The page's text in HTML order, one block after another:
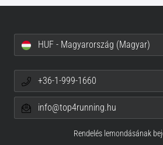
HUF - Magyarország (Magyar)
+36-1-999-1660
info@top4running.hu
Rendelés lemondásának